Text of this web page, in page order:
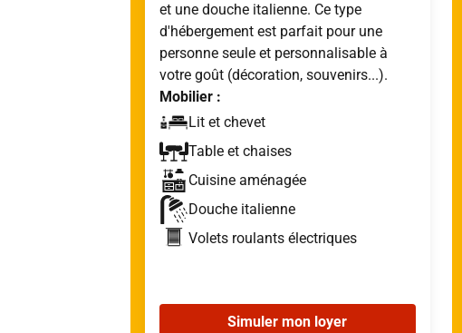
et une douche italienne. Ce type
d'hébergement est parfait pour une
personne seule et personnalisable à
votre goût (décoration, souvenirs...).
Mobilier :
Lit et chevet
Table et chaises
Cuisine aménagée
Douche italienne
Volets roulants électriques
Simuler mon loyer